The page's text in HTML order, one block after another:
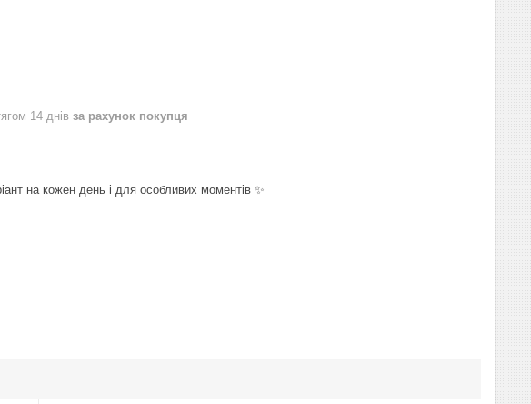
14 днів за рахунок покупця
на кожен день і для особливих моментів ✨